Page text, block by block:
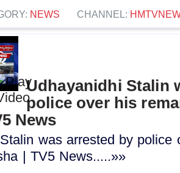
NEWS CHANNEL:
Udhayanidhi Stalin
police over his
News
was arrested by police
| TV5 News.....»»